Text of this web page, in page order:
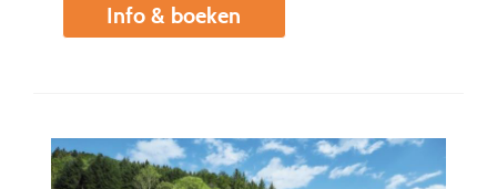
Info & boeken